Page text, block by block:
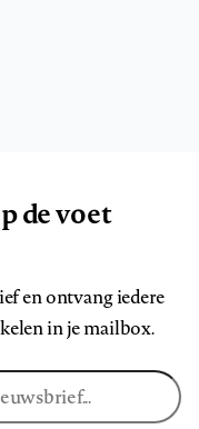
de voet
en ontvang iedere
in je mailbox.